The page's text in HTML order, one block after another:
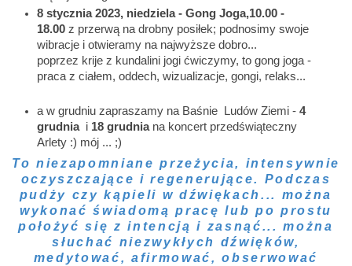
8 stycznia2023, niedziela - Gong Joga,10.00 -
18.00z przerwą na drobny posiłek; podnosimy swoje
wibracje i otwieramy na najwyższe dobro...
poprzez krije z kundalini jogi ćwiczymy, to gong joga -
praca z ciałem, oddech, wizualizacje, gongi, relaks...
a w grudniu zapraszamy na Baśnie Ludów Ziemi -4
grudnia i 18 grudniana koncert przedświąteczny
Arlety :) mój ... ;)
To niezapomniane przeżycia, intensywnie
oczyszczające i regenerujące. Podczas
pudży czy kąpieli w dźwiękach... można
wykonać świadomą pracę lub po prostu
położyć się z intencją i zasnąć... można
słuchać niezwykłych dźwięków,
medytować, afirmować, obserwować